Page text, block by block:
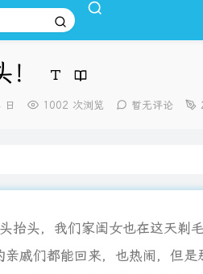
1002 次浏览 暂无评论
，我们家闺女也在这天剃毛
戚们都能回来，也热闹，但是